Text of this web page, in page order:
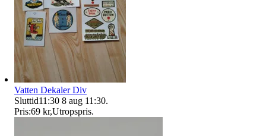
Vatten Dekaler Div
Sluttid11:30 8 aug 11:30.
Pris:69 kr,Utropspris.